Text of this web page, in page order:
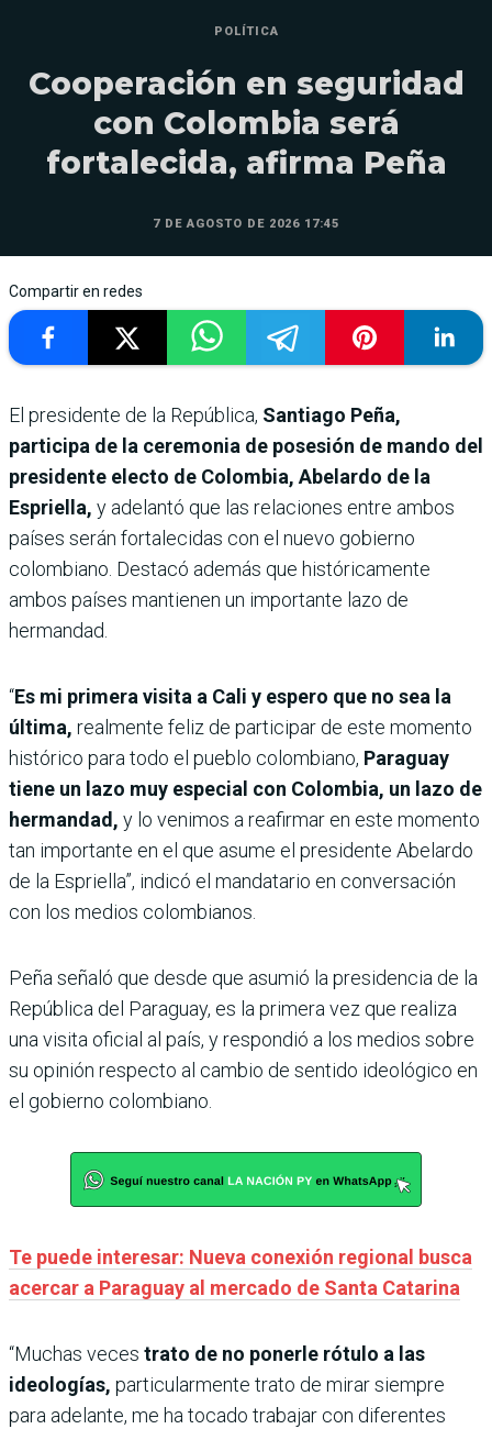
POLÍTICA
Cooperación en seguridad
con Colombia será
fortalecida, afirma Peña
7 DE AGOSTO DE 2026 17:45
Compartir en redes
El presidente de la República, Santiago Peña,
participa de la ceremonia de posesión de mando del
presidente electo de Colombia, Abelardo de la
Espriella, y adelantó que las relaciones entre ambos
países serán fortalecidas con el nuevo gobierno
colombiano. Destacó además que históricamente
ambos países mantienen un importante lazo de
hermandad.
“Es mi primera visita a Cali y espero que no sea la
última, realmente feliz de participar de este momento
histórico para todo el pueblo colombiano, Paraguay
tiene un lazo muy especial con Colombia, un lazo de
hermandad, y lo venimos a reafirmar en este momento
tan importante en el que asume el presidente Abelardo
de la Espriella”, indicó el mandatario en conversación
con los medios colombianos.
Peña señaló que desde que asumió la presidencia de la
República del Paraguay, es la primera vez que realiza
una visita oficial al país, y respondió a los medios sobre
su opinión respecto al cambio de sentido ideológico en
el gobierno colombiano.
Te puede interesar: Nueva conexión regional busca
acercar a Paraguay al mercado de Santa Catarina
“Muchas veces trato de no ponerle rótulo a las
ideologías, particularmente trato de mirar siempre
para adelante, me ha tocado trabajar con diferentes